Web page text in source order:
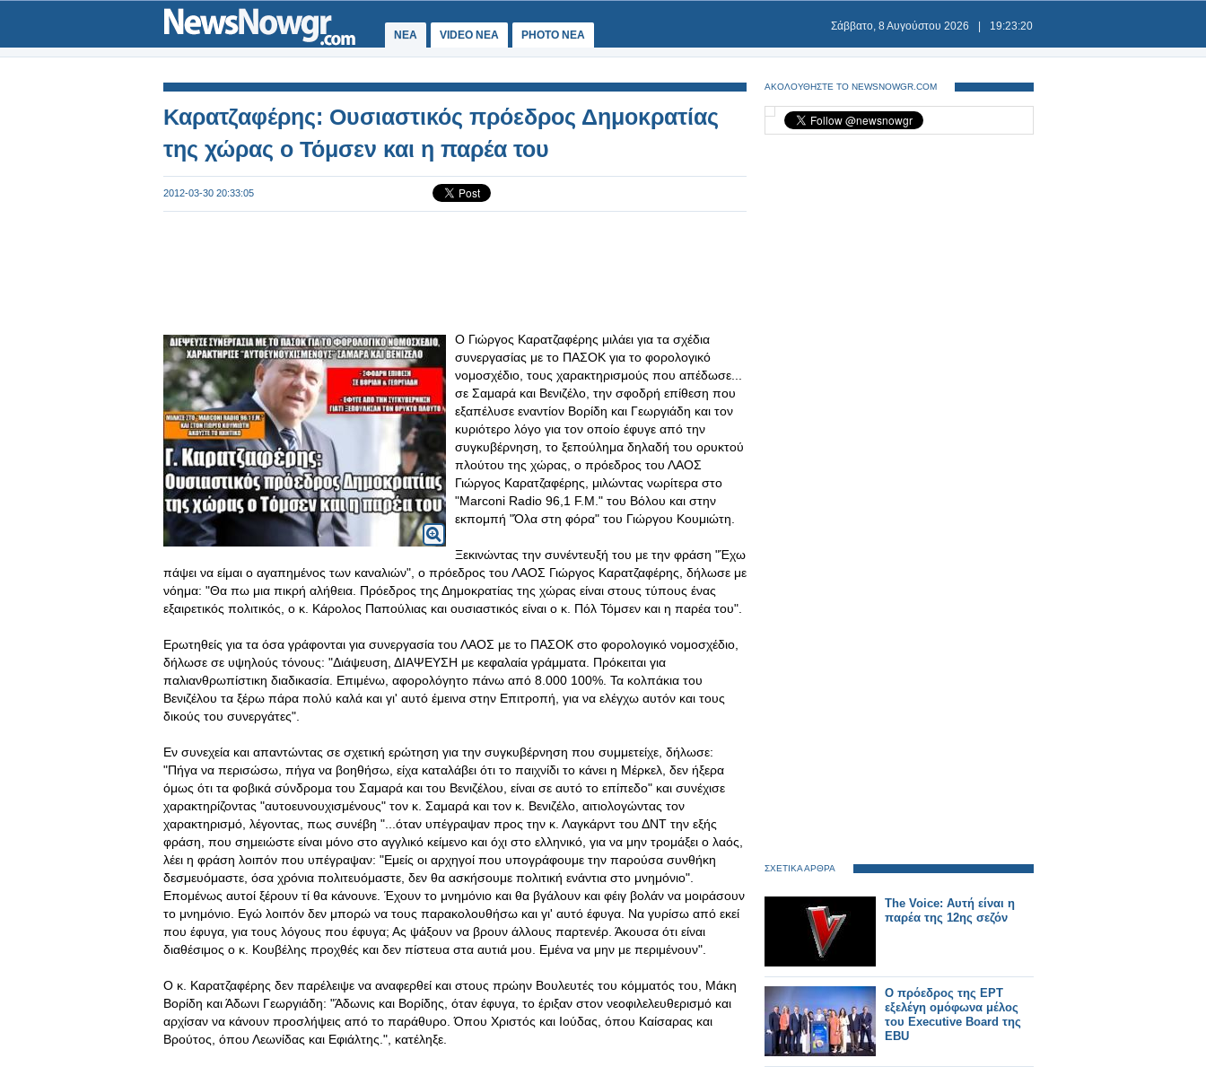
ΝΕΑ VIDEO NEA PHOTO NEA
Σάββατο, 8 Αυγούστου 2026 19:23:20
Καρατζαφέρης: Ουσιαστικός πρόεδρος Δημοκρατίας
της χώρας ο Τόμσεν και η παρέα του
2012-03-30 20:33:05
Ο Γιώργος Καρατζαφέρης μιλάει για τα σχέδια
συνεργασίας με το ΠΑΣΟΚ για το φορολογικό
νομοσχέδιο, τους χαρακτηρισμούς που απέδωσε...
σε Σαμαρά και Βενιζέλο, την σφοδρή επίθεση που
εξαπέλυσε εναντίον Βορίδη και Γεωργιάδη και τον
κυριότερο λόγο για τον οποίο έφυγε από την
συγκυβέρνηση, το ξεπούλημα δηλαδή του ορυκτού
πλούτου της χώρας, ο πρόεδρος του ΛΑΟΣ
Γιώργος Καρατζαφέρης, μιλώντας νωρίτερα στο
"Marconi Radio 96,1 F.M." του Βόλου και στην
εκπομπή "Όλα στη φόρα" του Γιώργου Κουμιώτη.
Ξεκινώντας την συνέντευξή του με την φράση "Έχω
πάψει να είμαι ο αγαπημένος των καναλιών", ο πρόεδρος του ΛΑΟΣ Γιώργος Καρατζαφέρης, δήλωσε με
νόημα: "Θα πω μια πικρή αλήθεια. Πρόεδρος της Δημοκρατίας της χώρας είναι στους τύπους ένας
εξαιρετικός πολιτικός, ο κ. Κάρολος Παπούλιας και ουσιαστικός είναι ο κ. Πόλ Τόμσεν και η παρέα του".
Ερωτηθείς για τα όσα γράφονται για συνεργασία του ΛΑΟΣ με το ΠΑΣΟΚ στο φορολογικό νομοσχέδιο,
δήλωσε σε υψηλούς τόνους: "Διάψευση, ΔΙΑΨΕΥΣΗ με κεφαλαία γράμματα. Πρόκειται για
παλιανθρωπίστικη διαδικασία. Επιμένω, αφορολόγητο πάνω από 8.000 100%. Τα κολπάκια του
Βενιζέλου τα ξέρω πάρα πολύ καλά και γι' αυτό έμεινα στην Επιτροπή, για να ελέγχω αυτόν και τους
δικούς του συνεργάτες".
Εν συνεχεία και απαντώντας σε σχετική ερώτηση για την συγκυβέρνηση που συμμετείχε, δήλωσε:
"Πήγα να περισώσω, πήγα να βοηθήσω, είχα καταλάβει ότι το παιχνίδι το κάνει η Μέρκελ, δεν ήξερα
όμως ότι τα φοβικά σύνδρομα του Σαμαρά και του Βενιζέλου, είναι σε αυτό το επίπεδο" και συνέχισε
χαρακτηρίζοντας "αυτοευνουχισμένους" τον κ. Σαμαρά και τον κ. Βενιζέλο, αιτιολογώντας τον
χαρακτηρισμό, λέγοντας, πως συνέβη "...όταν υπέγραψαν προς την κ. Λαγκάρντ του ΔΝΤ την εξής
φράση, που σημειώστε είναι μόνο στο αγγλικό κείμενο και όχι στο ελληνικό, για να μην τρομάξει ο λαός,
λέει η φράση λοιπόν που υπέγραψαν: "Εμείς οι αρχηγοί που υπογράφουμε την παρούσα συνθήκη
δεσμευόμαστε, όσα χρόνια πολιτευόμαστε, δεν θα ασκήσουμε πολιτική ενάντια στο μνημόνιο".
Επομένως αυτοί ξέρουν τί θα κάνουνε. Έχουν το μνημόνιο και θα βγάλουν και φέιγ βολάν να μοιράσουν
το μνημόνιο. Εγώ λοιπόν δεν μπορώ να τους παρακολουθήσω και γι' αυτό έφυγα. Να γυρίσω από εκεί
που έφυγα, για τους λόγους που έφυγα; Ας ψάξουν να βρουν άλλους παρτενέρ. Άκουσα ότι είναι
διαθέσιμος ο κ. Κουβέλης προχθές και δεν πίστευα στα αυτιά μου. Εμένα να μην με περιμένουν".
Ο κ. Καρατζαφέρης δεν παρέλειψε να αναφερθεί και στους πρώην Βουλευτές του κόμματός του, Μάκη
Βορίδη και Άδωνι Γεωργιάδη: "Άδωνις και Βορίδης, όταν έφυγα, το έριξαν στον νεοφιλελευθερισμό και
αρχίσαν να κάνουν προσλήψεις από το παράθυρο. Όπου Χριστός και Ιούδας, όπου Καίσαρας και
Βρούτος, όπου Λεωνίδας και Εφιάλτης.", κατέληξε.
ΑΚΟΛΟΥΘΗΣΤΕ ΤΟ NEWSNOWGR.COM
ΣΧΕΤΙΚΑ ΑΡΘΡΑ
The Voice: Αυτή είναι η
παρέα της 12ης σεζόν
Ο πρόεδρος της ΕΡΤ
εξελέγη ομόφωνα μέλος
του Executive Board της
EBU